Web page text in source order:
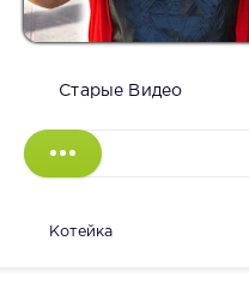
Старые Видео
Котейка